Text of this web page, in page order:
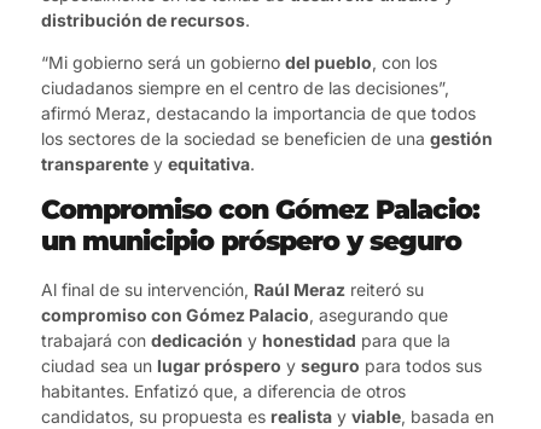
distribución de recursos.
“Mi gobierno será un gobierno del pueblo, con los
ciudadanos siempre en el centro de las decisiones”,
afirmó Meraz, destacando la importancia de que todos
los sectores de la sociedad se beneficien de una gestión
transparente y equitativa.
Compromiso con Gómez Palacio:
un municipio próspero y seguro
Al final de su intervención, Raúl Meraz reiteró su
compromiso con Gómez Palacio, asegurando que
trabajará con dedicación y honestidad para que la
ciudad sea un lugar próspero y seguro para todos sus
habitantes. Enfatizó que, a diferencia de otros
candidatos, su propuesta es realista y viable, basada en